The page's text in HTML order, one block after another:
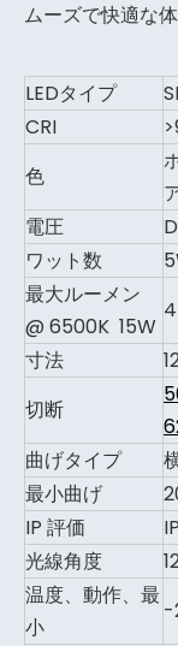
ムーズで快適な
LEDタイプ
CRI
色
電圧
ワット数
最大ルーメン
@ 6500K 15W
寸法
切断
曲げタイプ
最小曲げ
IP 評価
光線角度
温度、動作、最
小
-